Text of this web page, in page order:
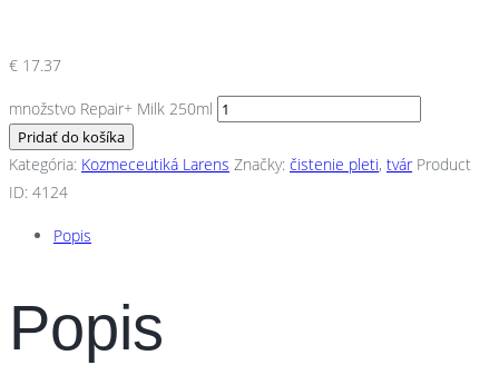
€ 17.37
množstvo Repair+ Milk 250ml
Pridať do košíka
Kategória: Kozmeceutiká Larens Značky: čistenie pleti, tvár Product
ID: 4124
Popis
Popis